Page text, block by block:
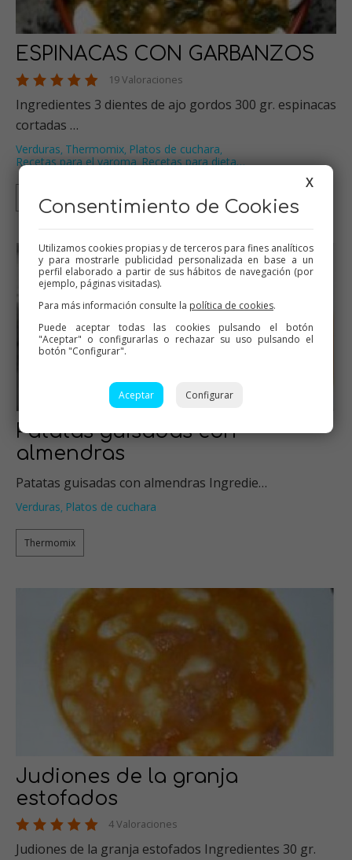
ESPINACAS CON GARBANZOS
19 Valoraciones
Ingredientes 3 dientes de ajo gordos 300 gr. espinacas
cortadas …
Verduras, Thermomix, Platos de cuchara,
Recetas para el varoma,Recetas para dieta…
Thermomix Tradicional
Patatas guisadas con
almendras
Patatas guisadas con almendras Ingredie…
Verduras, Platos de cuchara
Thermomix
Judiones de la granja
estofados
4 Valoraciones
Judiones de la granja estofados Ingredientes 30 gr.
X
Consentimiento de Cookies
Utilizamos cookies propias y de terceros para fines analíticos
y para mostrarle publicidad personalizada en base a un
perfil elaborado a partir de sus hábitos de navegación (por
ejemplo, páginas visitadas).
Para más información consulte la política de cookies.
Puede aceptar todas las cookies pulsando el botón
"Aceptar" o configurarlas o rechazar su uso pulsando el
botón "Configurar".
Aceptar Configurar